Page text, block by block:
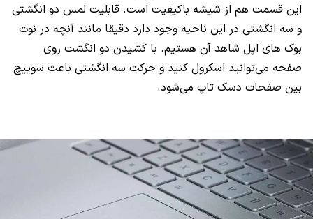
این قسمت هم از شیشه باکیفیت است. قابلیت لمس دو انگشتی
و سه انگشتی در این ناحیه وجود دارد دقیقا مانند آنچه در نوت
بوک های اپل شاهد آن هستیم. با کشیدن دو انگشت روی
صفحه می‌توانید اسکرول کنید و حرکت سه انگشتی باعث سوییچ
بین صفحات دسک تاپ می‌شود.